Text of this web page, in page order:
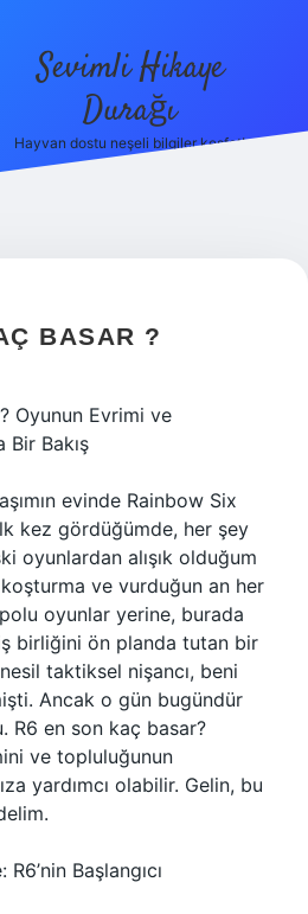
Sevimli Hikaye
Durağı
Hayvan dostu neşeli bilgiler keşfet!
BASAR ?
Oyunun Evrimi ve
Bir Bakış
evinde Rainbow Six
kez gördüğümde, her şey
oyunlardan alışık olduğum
ve vurduğun an her
oyunlar yerine, burada
birliğini ön planda tutan bir
taktiksel nişancı, beni
Ancak o gün bugündür
R6 en son kaç basar?
ve topluluğunun
yardımcı olabilir. Gelin, bu
Başlangıcı